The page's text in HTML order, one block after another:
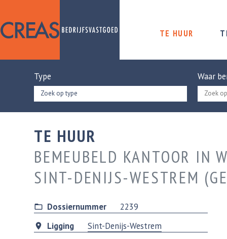
TE HUUR
Type
Zoek op type
Waar
TE HUUR
BEMEUBELD KANTOOR IN
SINT-DENIJS-WESTREM
Dossiernummer
2239
Ligging
Sint-Denijs-Westrem